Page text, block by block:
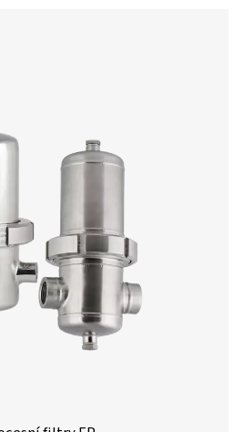
stlačeného vzduchu
jsou nezbytnou součástí každého
Zbavují vzduch nečistot, oleje,
všeho, co by mohlo poškodit
ovlivnit kvalitu výsledného
vzduchu znamená spolehlivý a
vysokým nárokům na čistotu ve
nebo třeba lakovnách. Správně
zařízení, minimalizuje odstávky
efektivitu provozu.